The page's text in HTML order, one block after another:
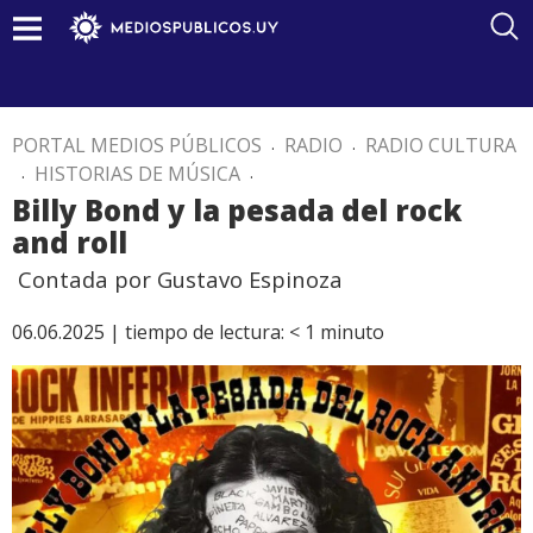
PORTAL MEDIOS PÚBLICOS . RADIO . RADIO CULTURA
. HISTORIAS DE MÚSICA .
Billy Bond y la pesada del rock
and roll
Contada por Gustavo Espinoza
06.06.2025 | tiempo de lectura: < 1 minuto